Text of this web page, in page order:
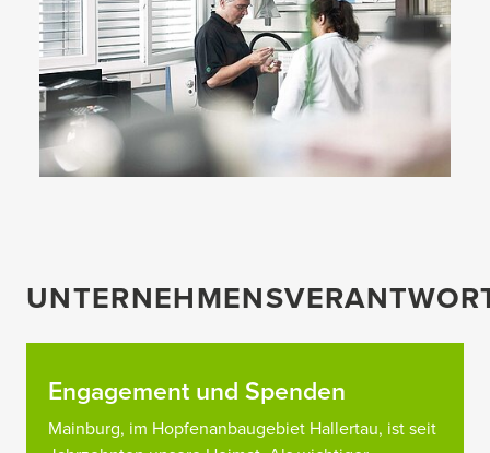
Engagement und Spenden
Mainburg, im Hopfenanbaugebiet Hallertau, ist seit